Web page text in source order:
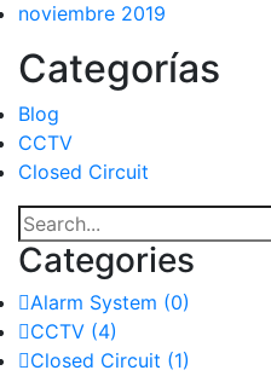
noviembre 2019
Categorías
Blog
CCTV
Closed Circuit
Categories
Alarm System (0)
CCTV (4)
Closed Circuit (1)